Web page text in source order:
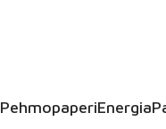
PehmopaperiEnergia